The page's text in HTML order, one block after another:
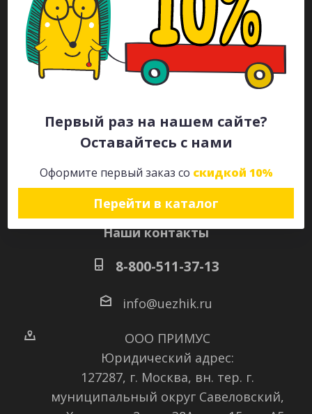
Первый раз на нашем сайте?
Оставайтесь с нами
Оформите первый заказ со скидкой 10%
Перейти в каталог
Рекламодателям
Каталог
Будьте всегда в курсе!
Наши контакты
8-800-511-37-13
info@uezhik.ru
ООО ПРИМУС
Юридический адрес:
127287, г. Москва, вн. тер. г.
муниципальный округ Савеловский,